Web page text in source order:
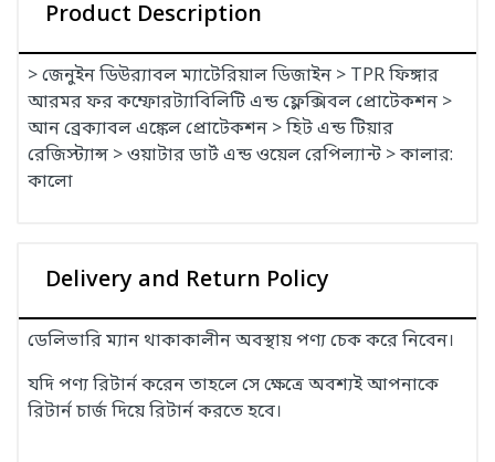
Product Description
> জেনুইন ডিউর‍্যাবল ম্যাটেরিয়াল ডিজাইন > TPR ফিঙ্গার
আরমর ফর কম্ফোরট্যাবিলিটি এন্ড ফ্লেক্সিবল প্রোটেকশন >
আন ব্রেক্যাবল এঙ্কেল প্রোটেকশন > হিট এন্ড টিয়ার
রেজিস্ট্যান্স > ওয়াটার ডার্ট এন্ড ওয়েল রেপিল্যান্ট > কালার:
কালো
Delivery and Return Policy
ডেলিভারি ম্যান থাকাকালীন অবস্থায় পণ্য চেক করে নিবেন।
যদি পণ্য রিটার্ন করেন তাহলে সে ক্ষেত্রে অবশ্যই আপনাকে
রিটার্ন চার্জ দিয়ে রিটার্ন করতে হবে।